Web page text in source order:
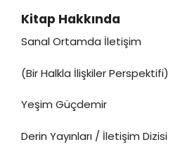
Kitap Hakkında
Sanal Ortamda İletişim
(Bir Halkla İlişkiler Perspektifi)
Yeşim Güçdemir
Derin Yayınları / İletişim Dizisi